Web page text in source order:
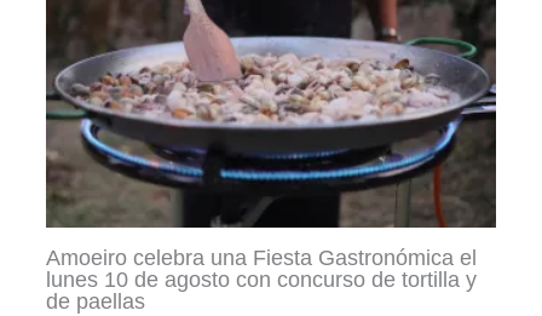
Amoeiro celebra una Fiesta Gastronómica el
lunes 10 de agosto con concurso de tortilla y
de paellas